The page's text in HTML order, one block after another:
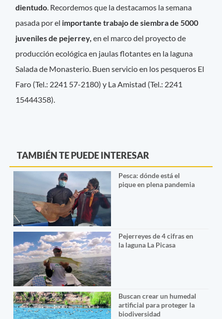
dientudo. Recordemos que la destacamos la semana
pasada por el importante trabajo de siembra de 5000
juveniles de pejerrey, en el marco del proyecto de
producción ecológica en jaulas flotantes en la laguna
Salada de Monasterio. Buen servicio en los pesqueros El
Faro (Tel.: 2241 57-2180) y La Amistad (Tel.: 2241
15444358).
TAMBIÉN TE PUEDE INTERESAR
Pesca: dónde está el
pique en plena pandemia
Pejerreyes de 4 cifras en
la laguna La Picasa
Buscan crear un humedal
artificial para proteger la
biodiversidad